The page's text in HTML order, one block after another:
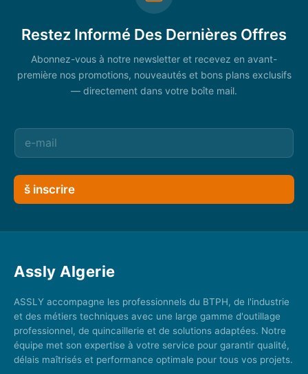
Restez Informé Des Dernières Offres
Abonnez-vous à notre newsletter et recevez en avant-
première nos promotions, nouveautés et bons plans exclusifs
— directement dans votre boîte mail.
š inscrire
Assly Algerie
ASSLY accompagne les professionnels du BTPH, de l'industrie
et des métiers techniques avec une large gamme d'outillage
professionnel, de quincaillerie et de solutions adaptées. Notre
équipe met son expertise à votre service pour garantir qualité,
délais maîtrisés et performance optimale pour tous vos projets.